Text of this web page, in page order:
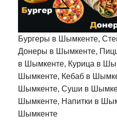
Бургеры в Шымкенте,
Донеры в Шымкенте,
в Шымкенте, Курица в
Шымкенте, Кебаб в
Шымкенте, Суши в
Шымкенте, Напитки в
Шымкенте